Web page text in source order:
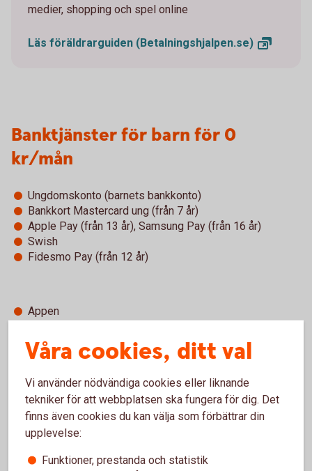
medier, shopping och spel online
Läs föräldrarguiden (Betalningshjalpen.se)
Banktjänster för barn för 0
kr/mån
Ungdomskonto (barnets bankkonto)
Bankkort Mastercard ung (från 7 år)
Apple Pay (från 13 år), Samsung Pay (från 16 år)
Swish
Fidesmo Pay (från 12 år)
Appen
Mobilt SäkerhetsID/Mobilt BankID
Kundcenter självbetjäning
Betala med mobil, wearables eller
Våra cookies, ditt val
Vi använder nödvändiga cookies eller liknande
tekniker för att webbplatsen ska fungera för dig. Det
finns även cookies du kan välja som förbättrar din
upplevelse:
Funktioner, prestanda och statistik